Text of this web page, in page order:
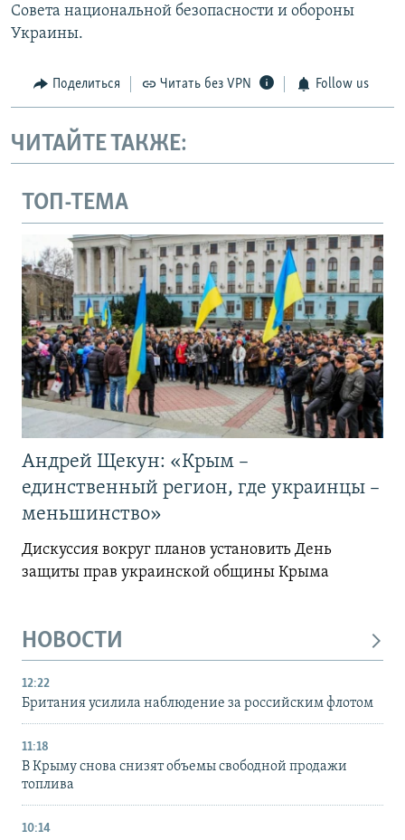
Совета национальной безопасности и обороны
Украины.
Поделиться Читать без VPN Follow us
ЧИТАЙТЕ ТАКЖЕ:
ТОП-ТЕМА
Андрей Щекун: «Крым –
единственный регион, где украинцы –
меньшинство»
Дискуссия вокруг планов установить День
защиты прав украинской общины Крыма
НОВОСТИ
12:22
Британия усилила наблюдение за российским флотом
11:18
В Крыму снова снизят объемы свободной продажи
топлива
10:14